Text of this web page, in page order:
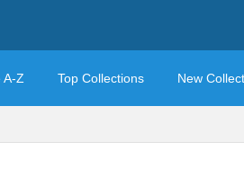
A-Z Top Collections New